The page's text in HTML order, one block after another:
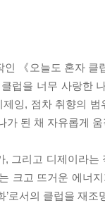
인 《오늘도 혼자
럽을 너무 사랑한
잉, 점차 취향의
가 된 채 자유롭게
, 그리고 디제이라
크고 뜨거운 에너
’로서의 클럽을 재